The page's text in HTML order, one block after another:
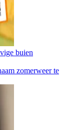
buien
zomerweer te